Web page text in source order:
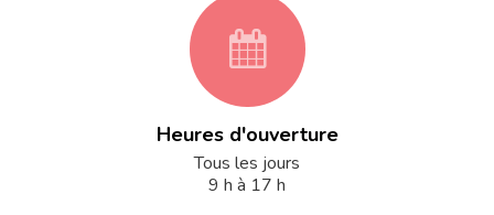
fa
fa-
Heures d'ouverture
Tous les jours
9 h à 17 h